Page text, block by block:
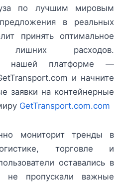
по лучшим мировым
в реальных
принять оптимальное
расходов.
к нашей платформе —
и начните
заявки на контейнерные
GetTransport.com.com
мониторит тренды в
торговле и
оставались в
не пропускали важные